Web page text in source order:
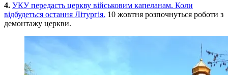
4. УКУ передасть церкву військовим капеланам. Коли
відбудеться остання Літургія. 10 жовтня розпочнуться роботи з
демонтажу церкви.